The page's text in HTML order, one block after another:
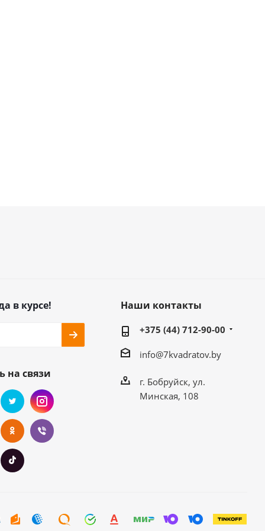
в курсе!
на связи
Наши контакты
+375 (44) 712-90-00
info@7kvadratov.by
г. Бобруйск, ул.
Минская, 108